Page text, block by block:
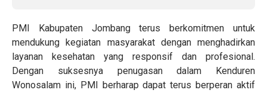
PMI Kabupaten Jombang terus berkomitmen untuk
mendukung kegiatan masyarakat dengan menghadirkan
layanan kesehatan yang responsif dan profesional.
Dengan suksesnya penugasan dalam Kenduren
Wonosalam ini, PMI berharap dapat terus berperan aktif